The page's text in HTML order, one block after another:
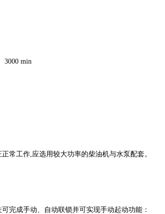
min
常工作,应选用较大功率的柴油机与水泵配套。
完成手动、自动联锁并可实现手动起动功能：